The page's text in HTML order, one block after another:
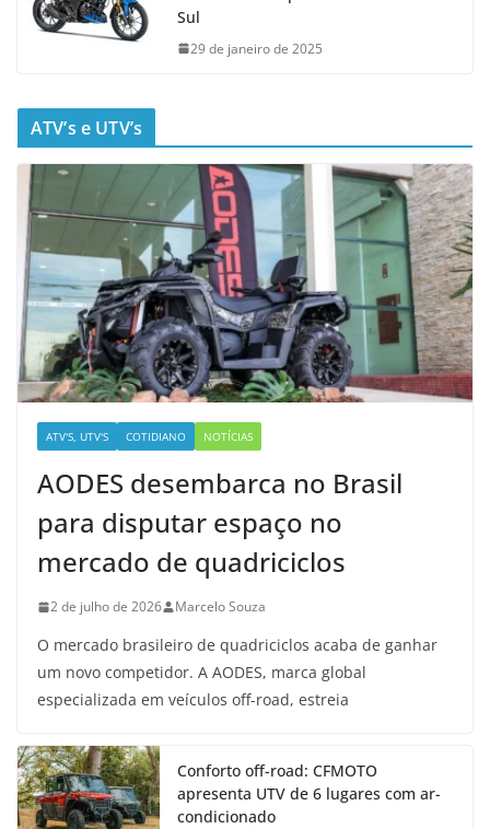
Sul
29 de janeiro de 2025
ATV’s e UTV’s
ATV'S, UTV'S COTIDIANO NOTÍCIAS
AODES desembarca no Brasil
para disputar espaço no
mercado de quadriciclos
2 de julho de 2026 Marcelo Souza
O mercado brasileiro de quadriciclos acaba de ganhar
um novo competidor. A AODES, marca global
especializada em veículos off-road, estreia
Conforto off-road: CFMOTO
apresenta UTV de 6 lugares com ar-
condicionado